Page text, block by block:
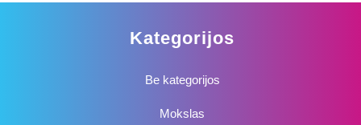
Kategorijos
Be kategorijos
Mokslas